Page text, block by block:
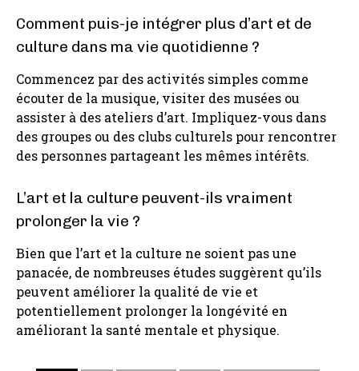
Comment puis-je intégrer plus d’art et de
culture dans ma vie quotidienne ?
Commencez par des activités simples comme
écouter de la musique, visiter des musées ou
assister à des ateliers d’art. Impliquez-vous dans
des groupes ou des clubs culturels pour rencontrer
des personnes partageant les mêmes intérêts.
L’art et la culture peuvent-ils vraiment
prolonger la vie ?
Bien que l’art et la culture ne soient pas une
panacée, de nombreuses études suggèrent qu’ils
peuvent améliorer la qualité de vie et
potentiellement prolonger la longévité en
améliorant la santé mentale et physique.